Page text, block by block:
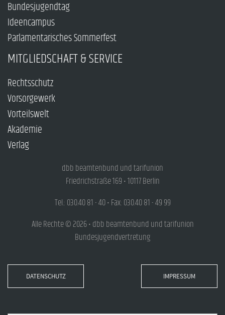
Bundesjugendtag
Ideencampus
Parlamentarisches Sommerfest
MITGLIEDSCHAFT & SERVICE
Rechtsschutz
Vorsorgewerk
Vorteilswelt
Akademie
Verlag
dbb beamtenbund und tarifunion
Friedrichstraße 169 • 10117 Berlin
Tel.: 030.40 81 - 40 • Fax: 030.40 81 - 49 99
Alle Rechte © 2026 • dbb beamtenbund und tarifunion
Bundesjugendvertretung
DATENSCHUTZ IMPRESSUM